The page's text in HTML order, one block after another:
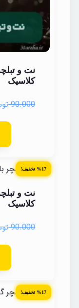
نت و
کلاسیک
90.000
%17 تخفیف!
نت و
کلاسیک
90.000
%17 تخفیف!